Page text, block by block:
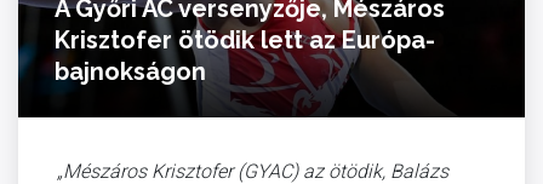
A Győri AC versenyzője, Mészáros
Krisztofer ötödik lett az Európa-
bajnokságon
„Mészáros Krisztofer (GYAC) az ötödik, Balázs